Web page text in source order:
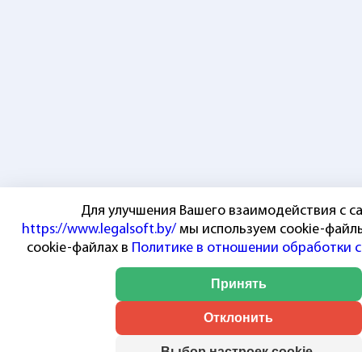
Для улучшения Вашего взаимодействия с
https://www.legalsoft.by/мы используем cookie-
cookie-файлах в Политике в отношении обработки
Принять
Отклонить